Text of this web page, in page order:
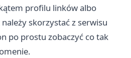
profilu linków albo
skorzystać z serwisu
po prostu zobaczyć co tak